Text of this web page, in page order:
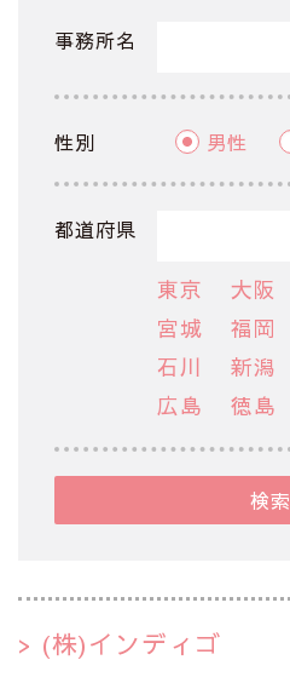
事務所名
性別 男性
都道府県
東京 大阪
宮城
福岡
石川
新潟
広島
徳島
検索
(株)インディゴ